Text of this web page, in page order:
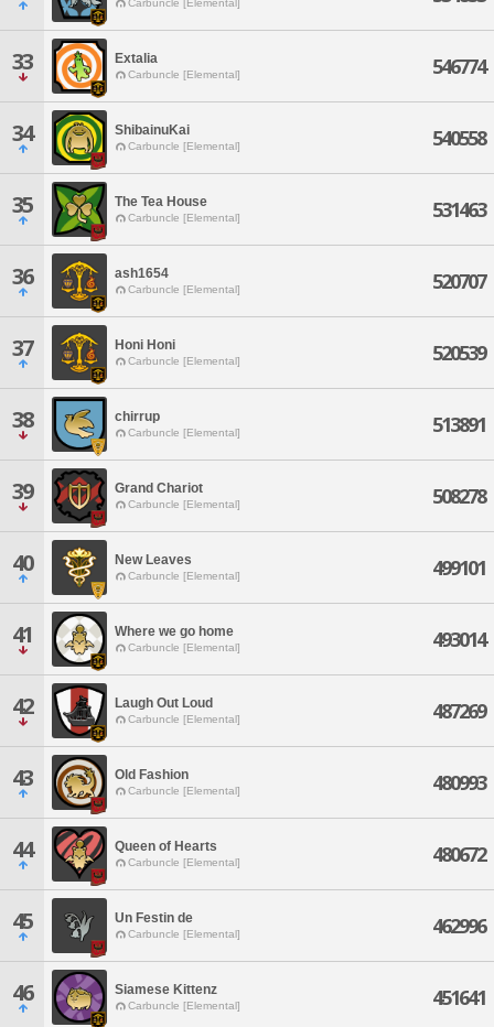
Carbuncle [Elemental]
33 Extalia
Carbuncle [Elemental] 546774
34 ShibainuKai
Carbuncle [Elemental] 540558
35 The Tea House
Carbuncle [Elemental] 531463
36 ash1654
Carbuncle [Elemental] 520707
37 Honi Honi
Carbuncle [Elemental] 520539
38 chirrup
Carbuncle [Elemental] 513891
39 Grand Chariot
Carbuncle [Elemental] 508278
40 New Leaves
Carbuncle [Elemental] 499101
41 Where we go home
Carbuncle [Elemental] 493014
42 Laugh Out Loud
Carbuncle [Elemental] 487269
43 Old Fashion
Carbuncle [Elemental] 480993
44 Queen of Hearts
Carbuncle [Elemental] 480672
45 Un Festin de
Carbuncle [Elemental] 462996
46 Siamese Kittenz
Carbuncle [Elemental] 451641